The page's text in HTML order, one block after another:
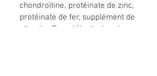
chondroïtine, protéinate de zinc,
protéinate de fer, supplément de
vitamine E, protéinate de cuivre,